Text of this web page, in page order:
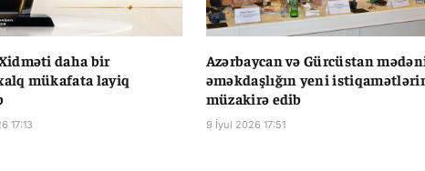
daha bir
mükafata layiq
17:13
Azərbaycan və Gürcüstan
əməkdaşlığın yeni
müzakirə edib
9 İyul 2026 17:51